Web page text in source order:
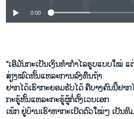
0:00
“ເອີມັນກະເປັນເງິນທໍາກໍາໄລຮູບແບບໃໝ່
ສ່ຽງໝົດຫັ້ນແຫລະການລົງທຶນຖ້າ
ຢາກໄດ້ເຮົາກະຍອມຮັບໄດ້ ຄືບາງຄົນນີ້ຢາ
ກະຮູ້ຫັ້ນແຫລະກະຮູ້ຜູ້ກໍ່ຕັ້ງເວບເອກ
ເພ໊ກ ຢູ່ບ້ານເຮົາຫາກະເປີດຕົວໃໝ່ໆ ເປັນ